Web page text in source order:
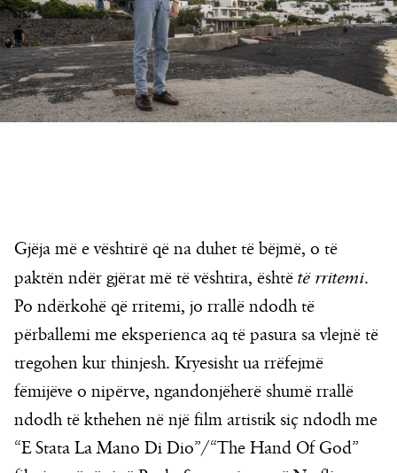
Gjëja më e vështirë që na duhet të bëjmë, o të
paktën ndër gjërat më të vështira, është të rritemi.
Po ndërkohë që rritemi, jo rrallë ndodh të
përballemi me eksperienca aq të pasura sa vlejnë të
tregohen kur thinjesh. Kryesisht ua rrëfejmë
fëmijëve o nipërve, ngandonjëherë shumë rrallë
ndodh të kthehen në një film artistik siç ndodh me
“E Stata La Mano Di Dio”/“The Hand Of God”